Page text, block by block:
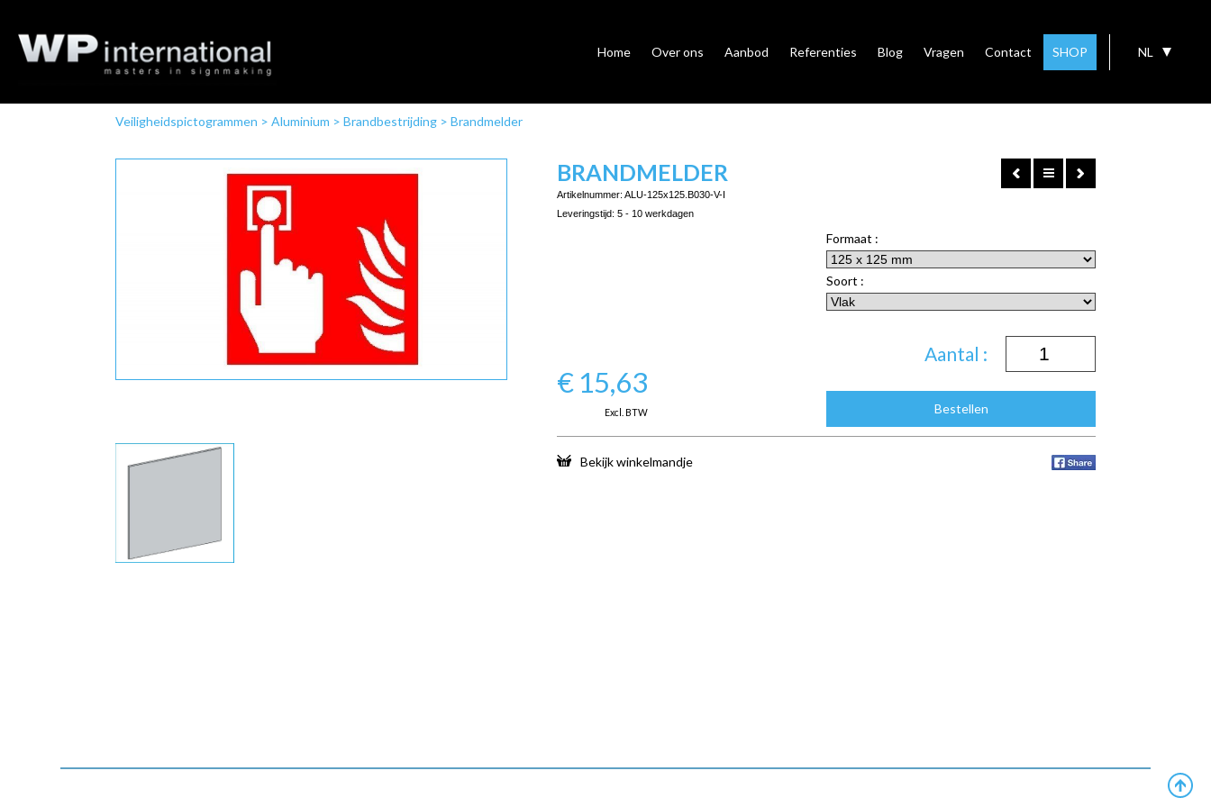
NL
Home Over ons Aanbod Referenties Blog Vragen Contact SHOP
Veiligheidspictogrammen > Aluminium > Brandbestrijding> Brandmelder
BRANDMELDER
Artikelnummer: ALU-125x125.B030-V-I
Leveringstijd: 5 - 10 werkdagen
€ 15,63
Excl. BTW
Formaat :
Soort :
Aantal :
Bestellen
Bekijk winkelmandje